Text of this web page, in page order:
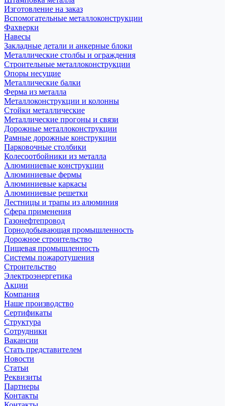
Изготовление на заказ
Вспомогательные металлоконструкции
Фахверки
Навесы
Закладные детали и анкерные блоки
Металлические столбы и ограждения
Строительные металлоконструкции
Опоры несущие
Металлические балки
Ферма из металла
Металлоконструкции и колонны
Стойки металлические
Металлические прогоны и связи
Дорожные металлоконструкции
Рамные дорожные конструкции
Парковочные столбики
Колесоотбойники из металла
Алюминиевые конструкции
Алюминиевые фермы
Алюминиевые каркасы
Алюминиевые решетки
Лестницы и трапы из алюминия
Сфера применения
Газонефтепровод
Горнодобывающая промышленность
Дорожное строительство
Пищевая промышленность
Системы пожаротушения
Строительство
Электроэнергетика
Акции
Компания
Наше производство
Сертификаты
Структура
Сотрудники
Вакансии
Стать представителем
Новости
Статьи
Реквизиты
Партнеры
Контакты